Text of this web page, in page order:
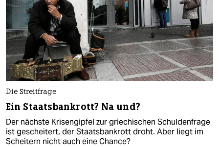
Die Streitfrage
Ein Staatsbankrott? Na und?
Der nächste Krisengipfel zur griechischen Schuldenfrage
ist gescheitert, der Staatsbankrott droht. Aber liegt im
Scheitern nicht auch eine Chance?